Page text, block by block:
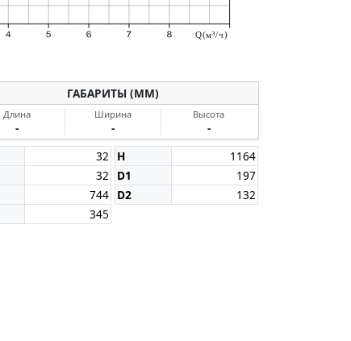
Q (м³/ч)
ГАБАРИТЫ (ММ)
Длина
-
Ширина
-
Высота
-
32
32
744
345
H
1164
D1
197
D2
132